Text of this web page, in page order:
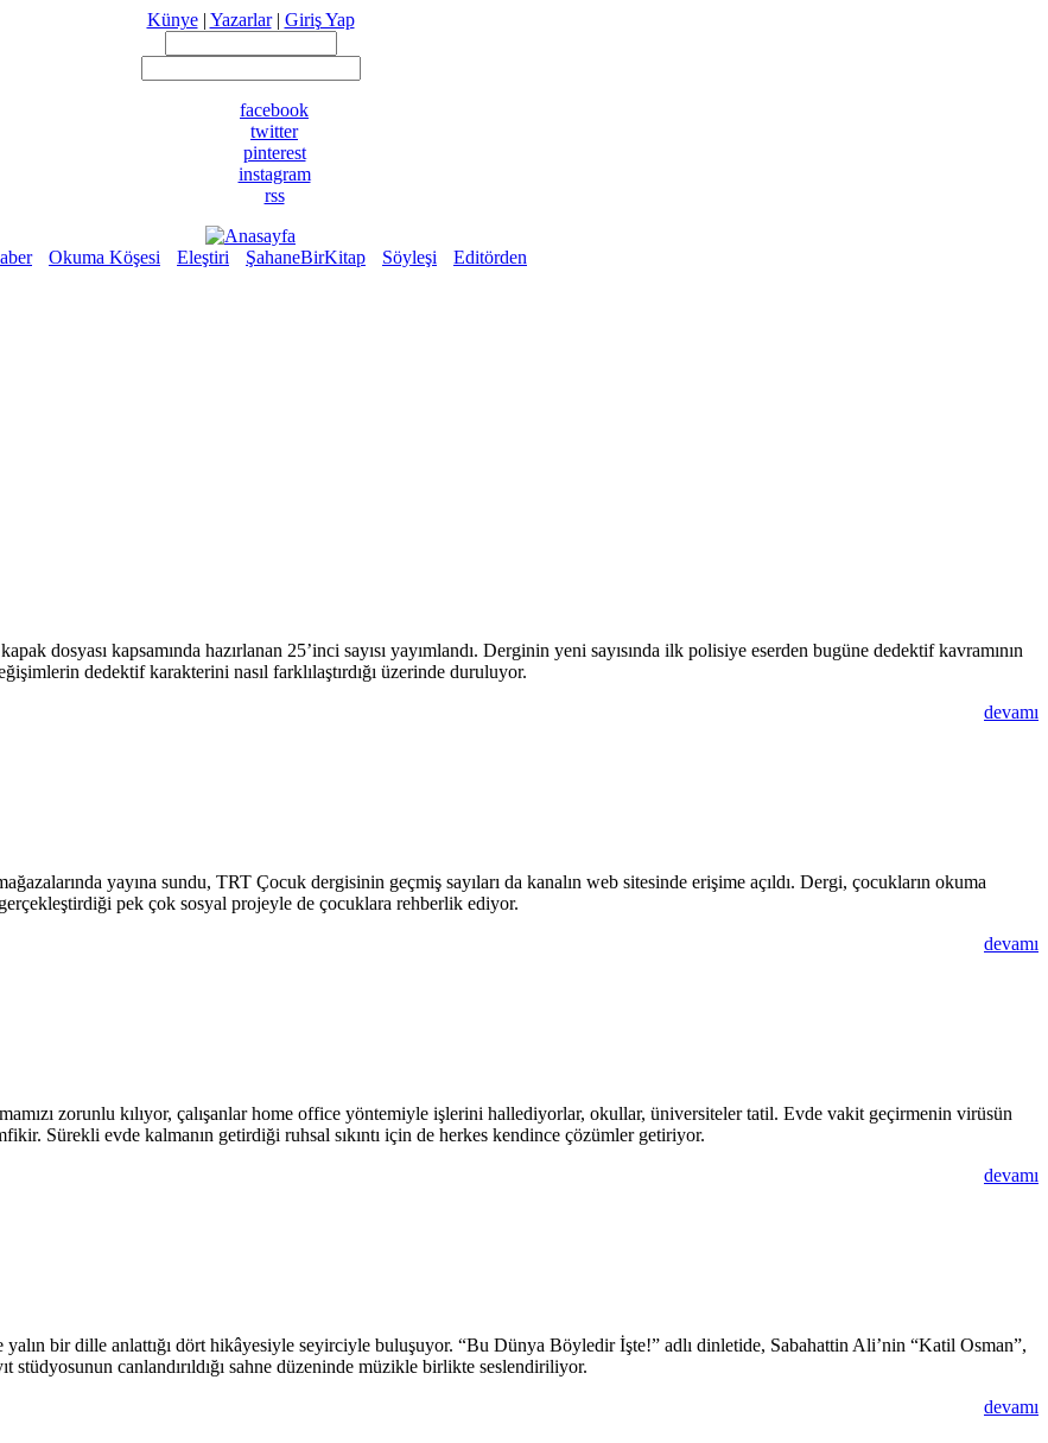
Künye| Yazarlar| Giriş Yap
facebook
twitter
pinterest
instagram
rss
Okuma Köşesi Eleştiri ŞahaneBirKitap Söyleşi
Editörden
dosyası kapsamında hazırlanan 25’inci sayısı yayımlandı. Derginin yeni sayısında ilk polisiye eserden bugüne dedektif kavramının
dedektif karakterini nasıl farklılaştırdığı üzerinde duruluyor.
devamı
yayına sundu, TRT Çocuk dergisinin geçmiş sayıları da kanalın web sitesinde erişime açıldı. Dergi, çocukların okuma
pek çok sosyal projeyle de çocuklara rehberlik ediyor.
devamı
zorunlu kılıyor, çalışanlar home office yöntemiyle işlerini hallediyorlar, okullar, üniversiteler tatil. Evde vakit geçirmenin virüsün
Sürekli evde kalmanın getirdiği ruhsal sıkıntı için de herkes kendince çözümler getiriyor.
devamı
bir dille anlattığı dört hikâyesiyle seyirciyle buluşuyor. “Bu Dünya Böyledir İşte!” adlı dinletide, Sabahattin Ali’nin “Katil Osman”,
canlandırıldığı sahne düzeninde müzikle birlikte seslendiriliyor.
devamı